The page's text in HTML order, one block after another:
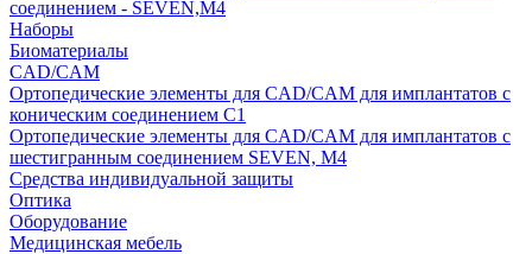
соединением - SEVEN,M4
Наборы
Биоматериалы
CAD/CAM
Ортопедические элементы для CAD/CAM для имплантатов с
коническим соединением С1
Ортопедические элементы для CAD/CAM для имплантатов с
шестигранным соединением SEVEN, М4
Средства индивидуальной защиты
Оптика
Оборудование
Медицинская мебель